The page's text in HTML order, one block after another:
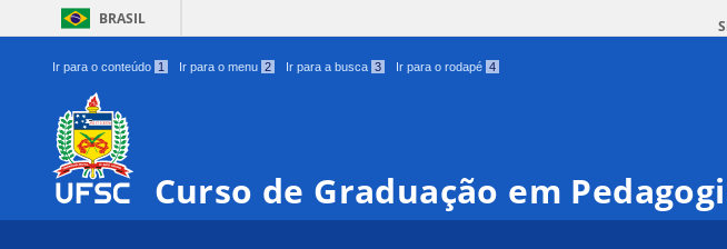
BRASIL
Ir para o conteúdo 1 Ir para o menu 2 Ir para a busca 3 Ir para o rodapé 4
Curso de Graduação em